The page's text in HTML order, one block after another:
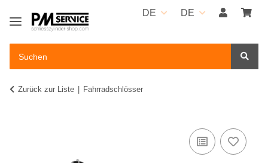
DE DE
Zurück zur Liste Fahrradschlösser